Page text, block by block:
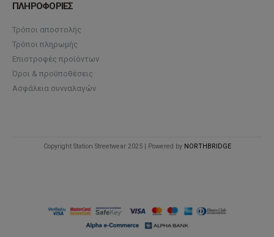
ΠΛΗΡΟΦΟΡΙΕΣ
Τρόποι αποστολής
Τρόποι πληρωμής
Επιστροφές προϊόντων
Όροι & προϋποθέσεις
Ασφάλεια συνναλαγών
Copyright Station Streetwear 2025 | Powered by NORTHBRIDGE